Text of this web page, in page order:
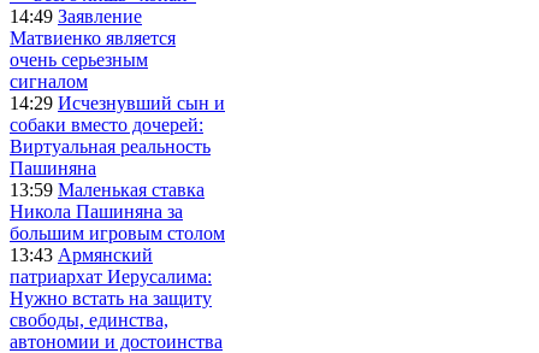
14:49 Заявление
Матвиенко является
очень серьезным
сигналом
14:29 Исчезнувший сын и
собаки вместо дочерей:
Виртуальная реальность
Пашиняна
13:59 Маленькая ставка
Никола Пашиняна за
большим игровым столом
13:43 Армянский
патриархат Иерусалима:
Нужно встать на защиту
свободы, единства,
автономии и достоинства